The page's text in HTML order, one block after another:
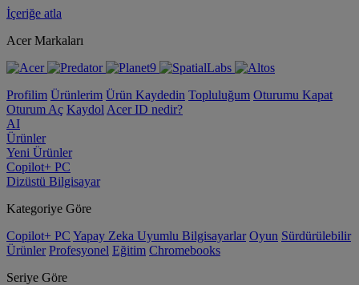
İçeriğe atla
Acer Markaları
Profilim Ürünlerim Ürün Kaydedin Topluluğum Oturumu Kapat
Oturum Aç Kaydol Acer ID nedir?
AI
Ürünler
Yeni Ürünler
Copilot+ PC
Dizüstü Bilgisayar
Kategoriye Göre
Copilot+ PC Yapay Zeka Uyumlu Bilgisayarlar Oyun Sürdürülebilir
Ürünler Profesyonel Eğitim Chromebooks
Seriye Göre